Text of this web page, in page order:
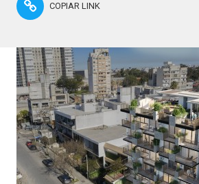
COPIAR LINK